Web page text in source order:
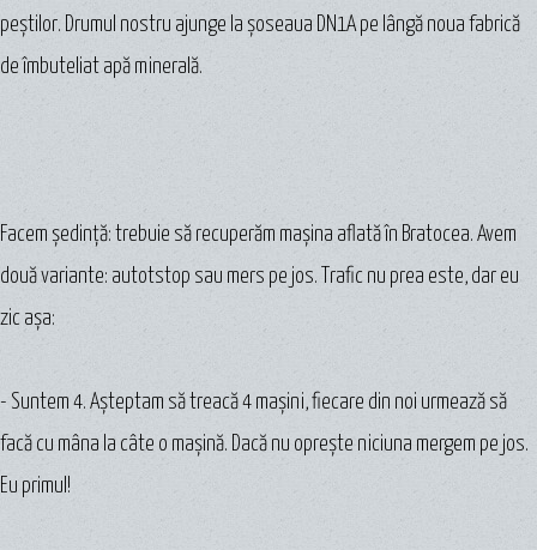
peştilor. Drumul nostru ajunge la şoseaua DN1A pe lângă noua fabrică
de îmbuteliat apă minerală.
Facem şedinţă: trebuie să recuperăm maşina aflată în Bratocea. Avem
două variante: autotstop sau mers pe jos. Trafic nu prea este, dar eu
zic aşa:
- Suntem 4. Aşteptam să treacă 4 maşini, fiecare din noi urmează să
facă cu mâna la câte o maşină. Dacă nu opreşte niciuna mergem pe jos.
Eu primul!